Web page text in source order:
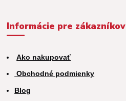
Informácie pre zákazníkov
Ako nakupovať
Obchodné podmienky
Blog